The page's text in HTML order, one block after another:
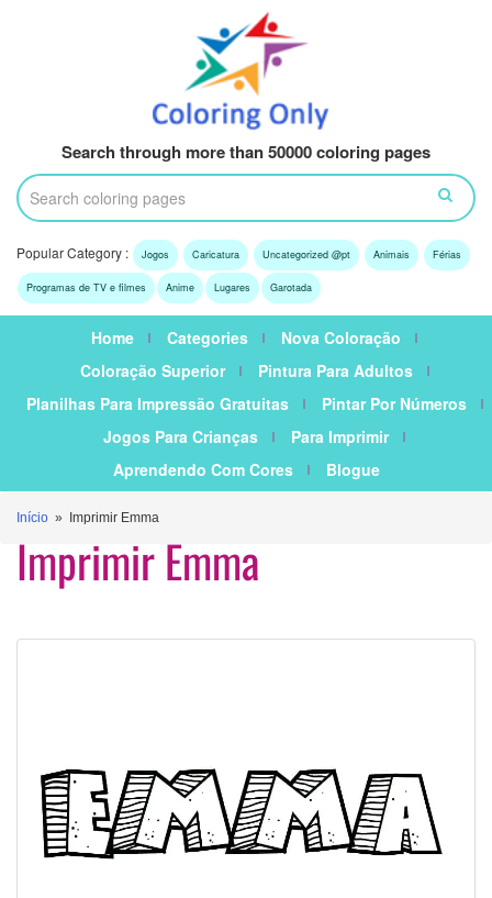
Search through more than 50000 coloring pages
Popular Category : Jogos Caricatura Uncategorized @pt Animais Férias
Programas de TV e filmes Anime Lugares Garotada
Home Categories
Nova Coloração
Coloração Superior
Pintura Para Adultos
Planilhas Para Impressão Gratuitas
Pintar Por Números
Jogos Para Crianças
Para Imprimir
Aprendendo Com Cores
Blogue
Início » Imprimir Emma
Imprimir Emma